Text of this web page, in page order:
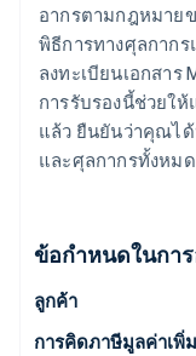
อากรตามกฎหมาย
พิธีการทางศุลกาก
ลงทะเบียนเอกสาร
การรับรองนี้ช่วยใ
แล้ว ยืนยันว่าคุณไ
และศุลกากรทั้งหมด
ข้อกำหนดในกา
ลูกค้า
การคิดภาษีมูลค่าเพิ่